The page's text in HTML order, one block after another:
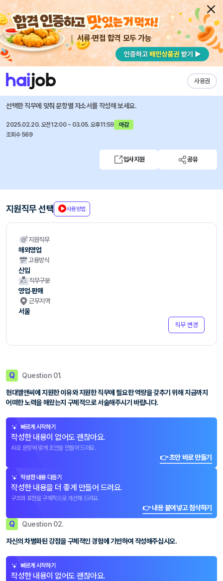
서류·면접 합격 모두 가능
사용권
채용공고 자소서 자유항목 자소서 내 작성목록
현대엘앤씨 즐겨찾기
3월 각 부문별 신입/경력사원 채용
선택한 직무에 맞춰 문항별 자소서를 작성해 보세요.
2025.02.20. 오전12:00 ~ 03.05. 오후11:59
마감
조회수 569
입사지원 공유
지원직무 선택 사용방법
지원직무
해외영업
고용방식
신입
직무구분
영업·판매
근무지역
서울
직무 변경
Q Question 01.
현대엘앤씨에 지원한 이유와 지원한 직무에 필요한 역량을 갖추기 위해 지금까지
어떠한 노력을 해왔는지 구체적으로 서술해주시기 바랍니다.
빠르게 시작하기
작성한 내용이 없어도 괜찮아요.
AI로 문항에 맞게 초안을 만들어 드려요.
👉 초안 바로 만들기
작성한 내용 다듬기
작성한 내용을 더 좋게 만들어 드려요.
구조와 표현을 구체적으로 개선해 드려요.
👉 내용 붙여넣고 첨삭하기
Q Question 02.
자신의 차별화된 강점을 구체적인 경험에 기반하여 작성해주십시오.
빠르게 시작하기
작성한 내용이 없어도 괜찮아요.